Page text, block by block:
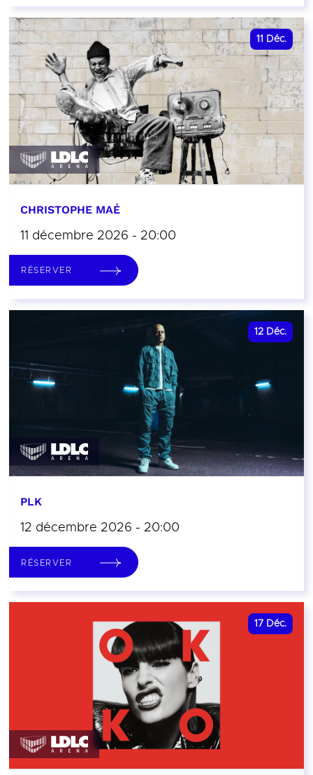
11 Déc.
CHRISTOPHE MAÉ
11 décembre 2026 - 20:00
RÉSERVER
12 Déc.
PLK
12 décembre 2026 - 20:00
RÉSERVER
17 Déc.